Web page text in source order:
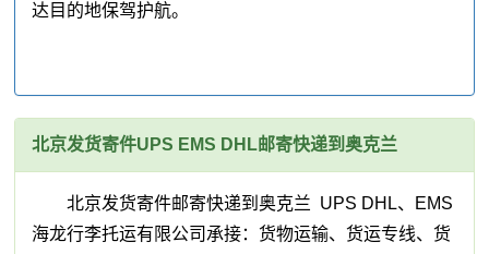
达目的地保驾护航。
北京发货寄件UPS EMS DHL邮寄快递到奥克兰
北京发货寄件邮寄快递到奥克兰 UPS DHL、EMS
海龙行李托运有限公司承接：货物运输、货运专线、货